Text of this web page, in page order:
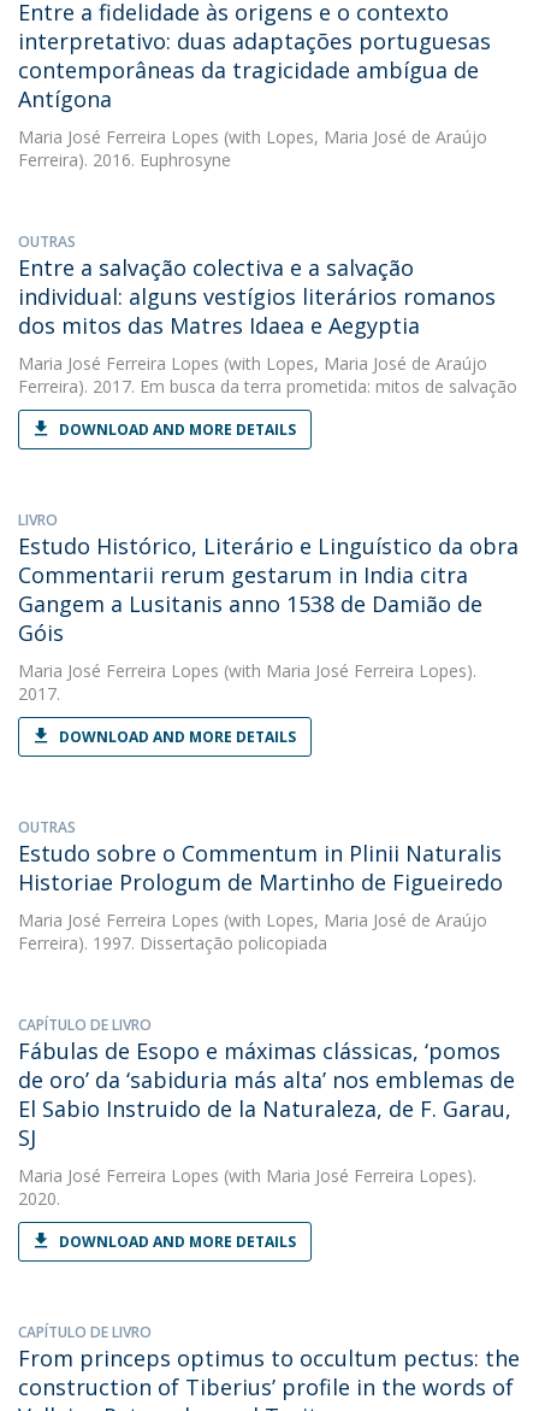
Entre a fidelidade às origens e o contexto
interpretativo: duas adaptações portuguesas
contemporâneas da tragicidade ambígua de
Antígona
Maria José Ferreira Lopes (with Lopes, Maria José de Araújo
Ferreira). 2016. Euphrosyne
OUTRAS
Entre a salvação colectiva e a salvação
individual: alguns vestígios literários romanos
dos mitos das Matres Idaea e Aegyptia
Maria José Ferreira Lopes (with Lopes, Maria José de Araújo
Ferreira). 2017. Em busca da terra prometida: mitos de salvação
DOWNLOAD AND MORE DETAILS
LIVRO
Estudo Histórico, Literário e Linguístico da obra
Commentarii rerum gestarum in India citra
Gangem a Lusitanis anno 1538 de Damião de
Góis
Maria José Ferreira Lopes (with Maria José Ferreira Lopes).
2017.
DOWNLOAD AND MORE DETAILS
OUTRAS
Estudo sobre o Commentum in Plinii Naturalis
Historiae Prologum de Martinho de Figueiredo
Maria José Ferreira Lopes (with Lopes, Maria José de Araújo
Ferreira). 1997. Dissertação policopiada
CAPÍTULO DE LIVRO
Fábulas de Esopo e máximas clássicas, ‘pomos
de oro’ da ‘sabiduria más alta’ nos emblemas de
El Sabio Instruido de la Naturaleza, de F. Garau,
SJ
Maria José Ferreira Lopes (with Maria José Ferreira Lopes).
2020.
DOWNLOAD AND MORE DETAILS
CAPÍTULO DE LIVRO
From princeps optimus to occultum pectus: the
construction of Tiberius’ profile in the words of